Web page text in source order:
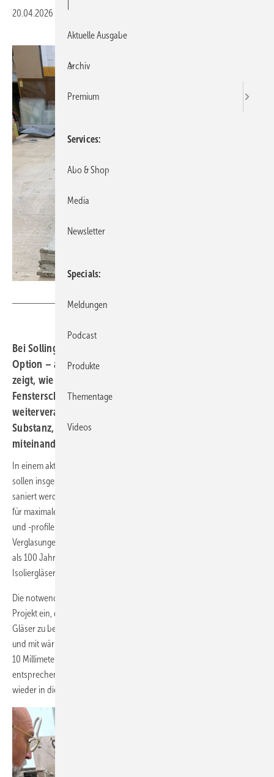
20.04.2026 Druckvorschau
Bei Sollingglas wird Re-Use von Glas zur praxisnahen
Option – auch im Denkmalschutz. Ein aktuelles Projekt
zeigt, wie über 100 Jahre alte, mundgeblasene
Fensterscheiben zu schlanken Isoliergläsern
weiterverarbeitet werden. Damit lassen sich historische
Substanz, Energieeffizienz und Ressourcenschonung
miteinander verbinden.
In einem aktuellen Projekt eines der großen Baudenkmalsanierer
sollen insgesamt 50 Fenster eines historischen Gebäudes energetisch
saniert werden. Wegen des baugeschichtlich hohen Anspruchs und
für maximale Nachhaltigkeit sollen dabei nicht nur die Holzrahmen
und -profile aufgearbeitet werden, sondern auch die historischen
Verglasungen: Die im Zylinderverfahren mundgeblasenen und mehr
als 100 Jahre alten Einfachgläser sollen als wärmedämmende
Isoliergläser zurück in die originalen Rahmen gelangen.
Die notwendige Expertise in Sachen Re-Use bringt Sollingglas ins
Projekt ein, die eine Methode entwickelt haben, um die historischen
Gläser zu bewerten, zerstörungsfrei aus den Profilen zu entnehmen
und mit wärmedämmbeschichteten dünnen Gegenscheiben zu rund
10 Millimeter schlanken Isoliergläsern zu verarbeiten. Nach
entsprechender Bearbeitung der Profile gelangen sie so ertüchtigt
wieder in die originalen Fenster.
Aktuelle Ausgabe
Archiv
Premium
Services
Abo & Shop
Media
Newsletter
Specials
Meldungen
Podcast
Produkte
Thementage
Videos